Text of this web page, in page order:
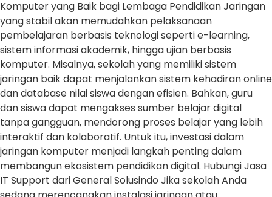
Komputer yang Baik bagi Lembaga Pendidikan Jaringan
yang stabil akan memudahkan pelaksanaan
pembelajaran berbasis teknologi seperti e-learning,
sistem informasi akademik, hingga ujian berbasis
komputer. Misalnya, sekolah yang memiliki sistem
jaringan baik dapat menjalankan sistem kehadiran online
dan database nilai siswa dengan efisien. Bahkan, guru
dan siswa dapat mengakses sumber belajar digital
tanpa gangguan, mendorong proses belajar yang lebih
interaktif dan kolaboratif. Untuk itu, investasi dalam
jaringan komputer menjadi langkah penting dalam
membangun ekosistem pendidikan digital. Hubungi Jasa
IT Support dari General Solusindo Jika sekolah Anda